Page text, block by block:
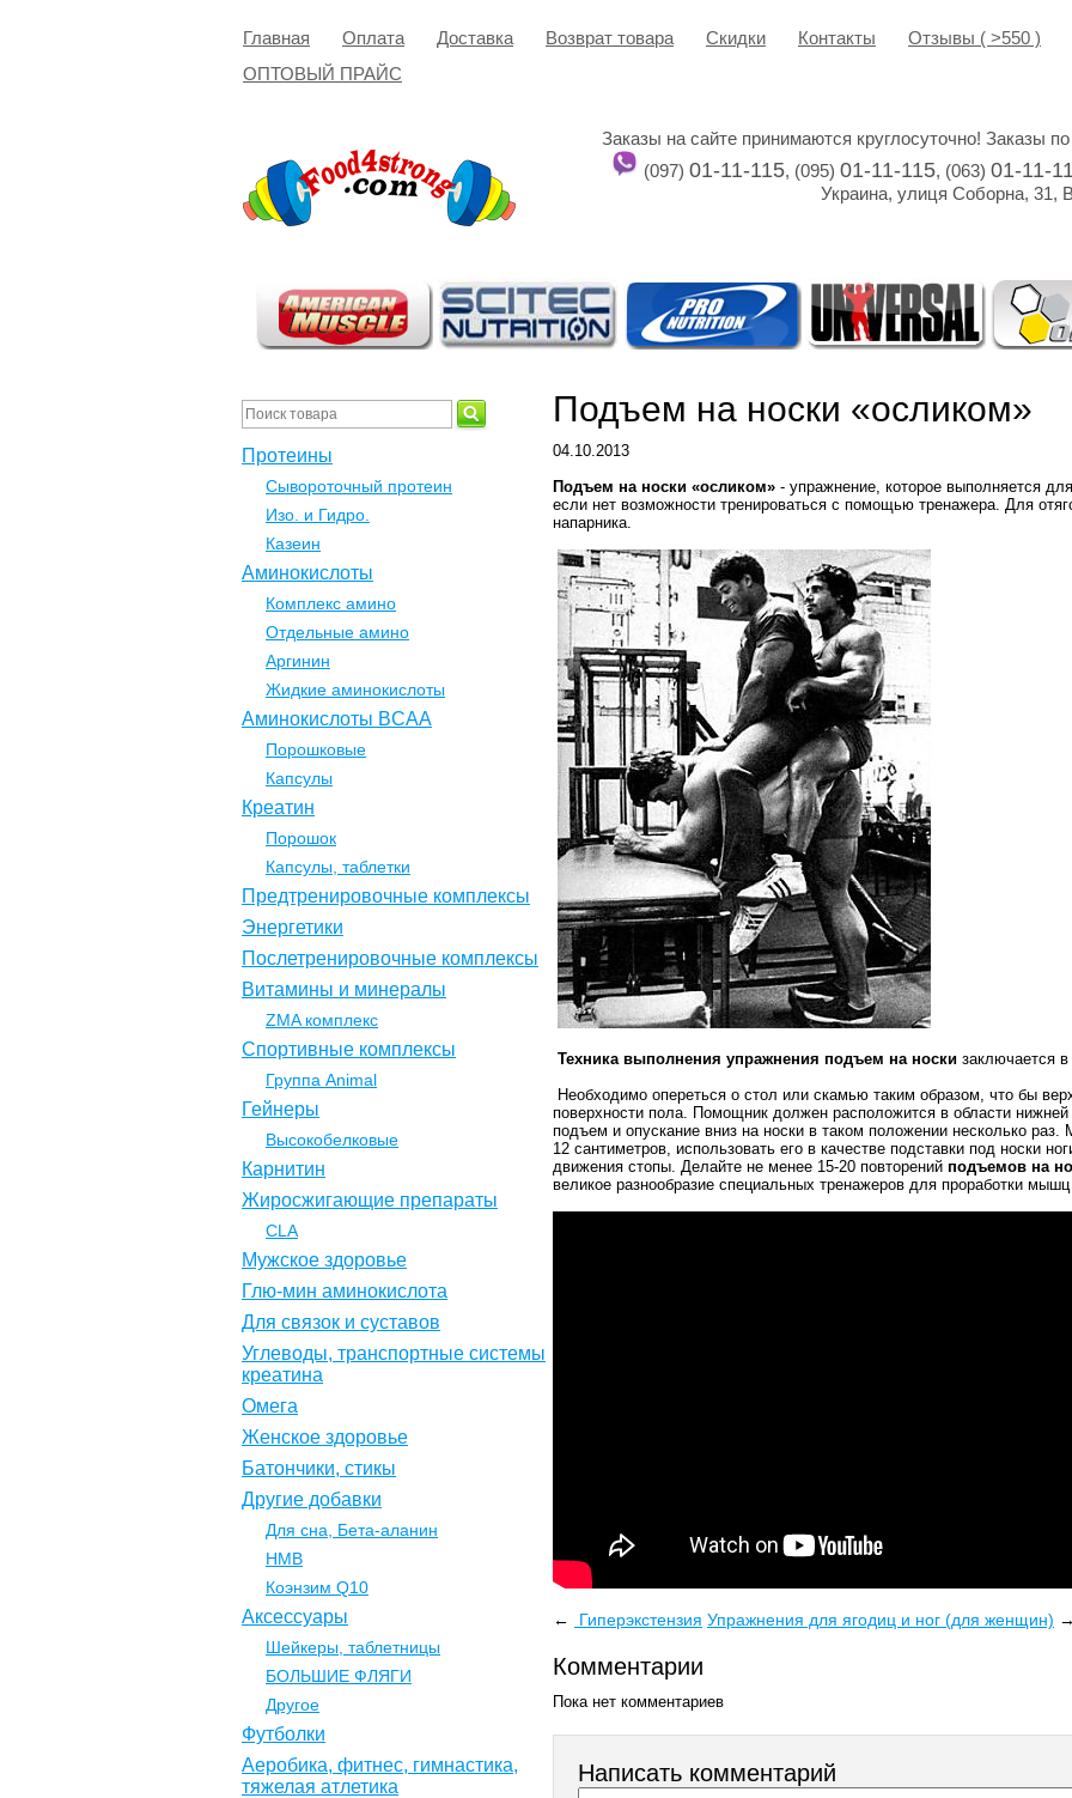
Главная Оплата Доставка Возврат товара Cкидки Контакты
Отзывы ( >550 )
ОПТОВЫЙ ПРАЙС
Заказы на сайте принимаются круглосуточно! Заказы
(097) 01-11-115, (095) 01-11-115, (063) 01-11-
Украина, улиця Соборна, 31,
Подъем на носки «осликом»
04.10.2013
Подъем на носки «осликом» - упражнение, которое выполняется
если нет возможности тренироваться с помощью тренажера. Для
напарника.
Техника выполнения упражнения подъем на носки заключается
Необходимо опереться о стол или скамью таким образом, что бы
поверхности пола. Помощник должен расположится в области
подъем и опускание вниз на носки в таком положении несколько
12 сантиметров, использовать его в качестве подставки под носки
движения стопы. Делайте не менее 15-20 повторений подъемов на
великое разнообразие специальных тренажеров для проработки
← Гиперэкстензия Упражнения для ягодиц и ног (для женщин)
Комментарии
Пока нет комментариев
Написать комментарий
Протеины
Сывороточный протеин
Изо. и Гидро.
Казеин
Аминокислоты
Комплекс амино
Отдельные амино
Аргинин
Жидкие аминокислоты
Аминокислоты BCAA
Порошковые
Капсулы
Креатин
Порошок
Капсулы, таблетки
Предтренировочные комплексы
Энергетики
Послетренировочные комплексы
Витамины и минералы
ZMA комплекс
Спортивные комплексы
Группа Animal
Гейнеры
Высокобелковые
Карнитин
Жиросжигающие препараты
CLA
Мужское здоровье
Глю-мин аминокислота
Для связок и суставов
Углеводы, транспортные системы
креатина
Омега
Женское здоровье
Батончики, стикы
Другие добавки
Для сна, Бета-аланин
НМВ
Коэнзим Q10
Аксессуары
Шейкеры, таблетницы
БОЛЬШИЕ ФЛЯГИ
Другое
Футболки
Аеробика, фитнес, гимнастика,
тяжелая атлетика